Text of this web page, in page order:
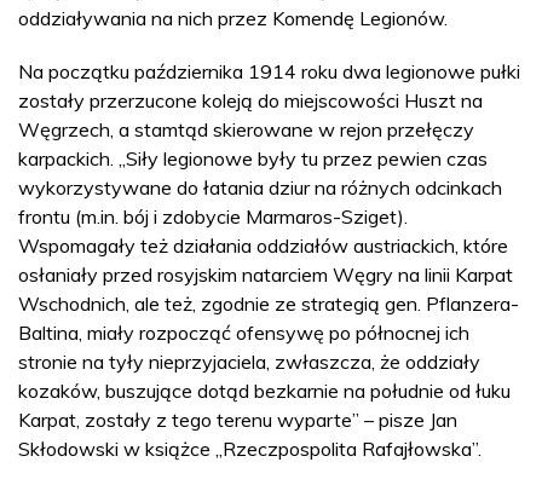
oddziaływania na nich przez Komendę Legionów.
Na początku października 1914 roku dwa legionowe pułki
zostały przerzucone koleją do miejscowości Huszt na
Węgrzech, a stamtąd skierowane w rejon przełęczy
karpackich. „Siły legionowe były tu przez pewien czas
wykorzystywane do łatania dziur na różnych odcinkach
frontu (m.in. bój i zdobycie Marmaros-Sziget).
Wspomagały też działania oddziałów austriackich, które
osłaniały przed rosyjskim natarciem Węgry na linii Karpat
Wschodnich, ale też, zgodnie ze strategią gen. Pflanzera-
Baltina, miały rozpocząć ofensywę po północnej ich
stronie na tyły nieprzyjaciela, zwłaszcza, że oddziały
kozaków, buszujące dotąd bezkarnie na południe od łuku
Karpat, zostały z tego terenu wyparte” – pisze Jan
Skłodowski w książce „Rzeczpospolita Rafajłowska”.